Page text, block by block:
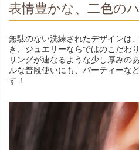
表情豊かな、二色の
無駄のない洗練されたデザインは
き、ジュエリーならではのこだわ
リングが連なるような少し厚みの
ルな普段使いにも、パーティーな
す！